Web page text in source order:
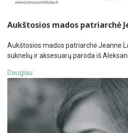
Aukštosios mados patriarchė
Aukštosios mados patriarchė Jeanne
suknelių ir aksesuarų paroda iš
Daugiau